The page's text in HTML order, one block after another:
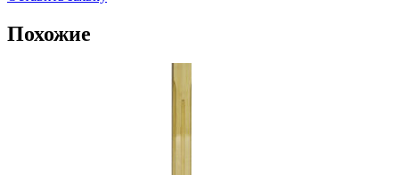
Похожие